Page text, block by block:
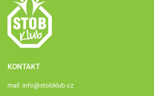
KONTAKT
mail: info@stobklub.cz